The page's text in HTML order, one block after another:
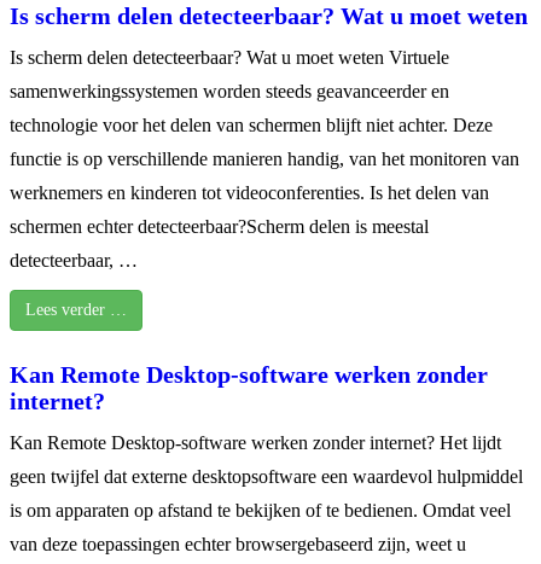
Is scherm delen detecteerbaar? Wat u moet weten
Is scherm delen detecteerbaar? Wat u moet weten Virtuele
samenwerkingssystemen worden steeds geavanceerder en
technologie voor het delen van schermen blijft niet achter. Deze
functie is op verschillende manieren handig, van het monitoren van
werknemers en kinderen tot videoconferenties. Is het delen van
schermen echter detecteerbaar?Scherm delen is meestal
detecteerbaar, …
Lees verder …
Kan Remote Desktop-software werken zonder
internet?
Kan Remote Desktop-software werken zonder internet? Het lijdt
geen twijfel dat externe desktopsoftware een waardevol hulpmiddel
is om apparaten op afstand te bekijken of te bedienen. Omdat veel
van deze toepassingen echter browsergebaseerd zijn, weet u